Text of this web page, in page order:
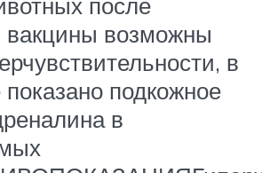
вакцины возможны
в
подкожное
в